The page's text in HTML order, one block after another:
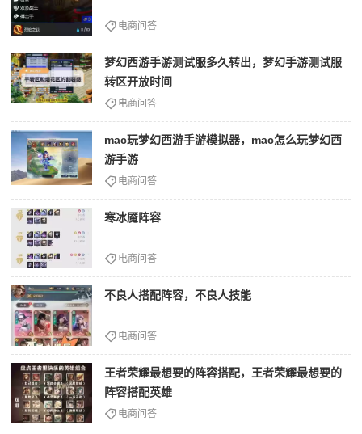
电商问答
梦幻西游手游测试服多久转出，梦幻手游测试服
转区开放时间
电商问答
mac玩梦幻西游手游模拟器，mac怎么玩梦幻西
游手游
电商问答
寒冰魇阵容
电商问答
不良人搭配阵容，不良人技能
电商问答
王者荣耀最想要的阵容搭配，王者荣耀最想要的
阵容搭配英雄
电商问答